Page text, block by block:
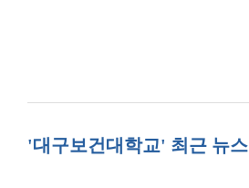
'대구보건대학교' 최근 뉴스